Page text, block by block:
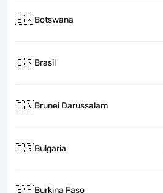
🇧🇼Botswana
🇧🇷Brasil
🇧🇳Brunei Darussalam
🇧🇬Bulgaria
🇧🇫Burkina Faso